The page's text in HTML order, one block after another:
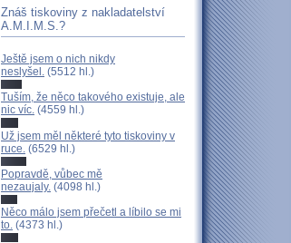
Znáš tiskoviny z nakladatelství
A.M.I.M.S.?
Ještě jsem o nich nikdy
neslyšel. (5512 hl.)
Tuším, že něco takového existuje, ale
nic víc. (4559 hl.)
Už jsem měl některé tyto tiskoviny v
ruce. (6529 hl.)
Popravdě, vůbec mě
nezaujaly. (4098 hl.)
Něco málo jsem přečetl a líbilo se mi
to. (4373 hl.)